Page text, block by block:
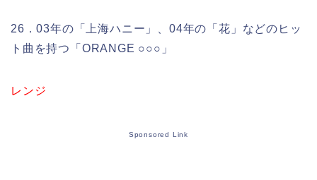
26．03年の「上海ハニー」、04年の「花」などのヒッ
ト曲を持つ「ORANGE ○○○」
レンジ
Sponsored Link